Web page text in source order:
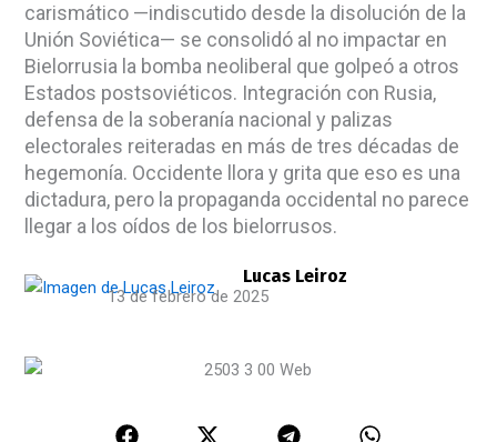
carismático —indiscutido desde la disolución de la
Unión Soviética— se consolidó al no impactar en
Bielorrusia la bomba neoliberal que golpeó a otros
Estados postsoviéticos. Integración con Rusia,
defensa de la soberanía nacional y palizas
electorales reiteradas en más de tres décadas de
hegemonía. Occidente llora y grita que eso es una
dictadura, pero la propaganda occidental no parece
llegar a los oídos de los bielorrusos.
Lucas Leiroz
13 de febrero de 2025